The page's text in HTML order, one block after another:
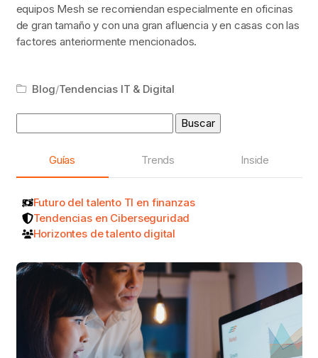
equipos Mesh se recomiendan especialmente en oficinas
de gran tamaño y con una gran afluencia y en casas con las
factores anteriormente mencionados.
Blog/Tendencias IT & Digital
Guías Trends Inside
Futuro del talento TI en finanzas
Tendencias en Ciberseguridad
Horizontes de talento digital